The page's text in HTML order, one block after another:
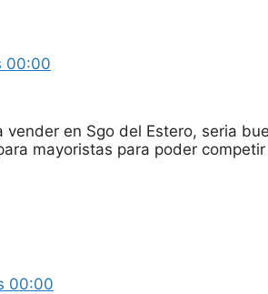
00:00
vender en Sgo del Estero, seria
mayoristas para poder competir
00:00